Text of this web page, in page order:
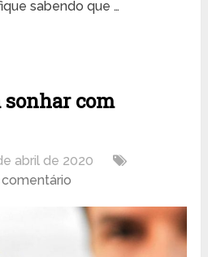
sabendo que …
sonhar com
abril de 2020